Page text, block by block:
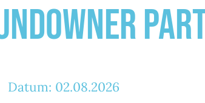
Datum: 02.08.2026